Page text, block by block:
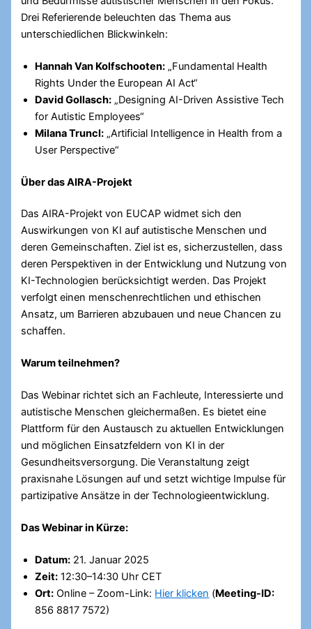
Drei Referierende beleuchten das Thema aus
unterschiedlichen Blickwinkeln:
Hannah Van Kolfschooten: „Fundamental Health
Rights Under the European AI Act“
David Gollasch: „Designing AI-Driven Assistive Tech
for Autistic Employees“
Milana Truncl: „Artificial Intelligence in Health from a
User Perspective“
Über das AIRA-Projekt
Das AIRA-Projekt von EUCAP widmet sich den
Auswirkungen von KI auf autistische Menschen und
deren Gemeinschaften. Ziel ist es, sicherzustellen, dass
deren Perspektiven in der Entwicklung und Nutzung von
KI-Technologien berücksichtigt werden. Das Projekt
verfolgt einen menschenrechtlichen und ethischen
Ansatz, um Barrieren abzubauen und neue Chancen zu
schaffen.
Warum teilnehmen?
Das Webinar richtet sich an Fachleute, Interessierte und
autistische Menschen gleichermaßen. Es bietet eine
Plattform für den Austausch zu aktuellen Entwicklungen
und möglichen Einsatzfeldern von KI in der
Gesundheitsversorgung. Die Veranstaltung zeigt
praxisnahe Lösungen auf und setzt wichtige Impulse für
partizipative Ansätze in der Technologieentwicklung.
Das Webinar in Kürze:
Datum: 21. Januar 2025
Zeit: 12:30–14:30 Uhr CET
Ort: Online – Zoom-Link: Hier klicken (Meeting-ID:
856 8817 7572)